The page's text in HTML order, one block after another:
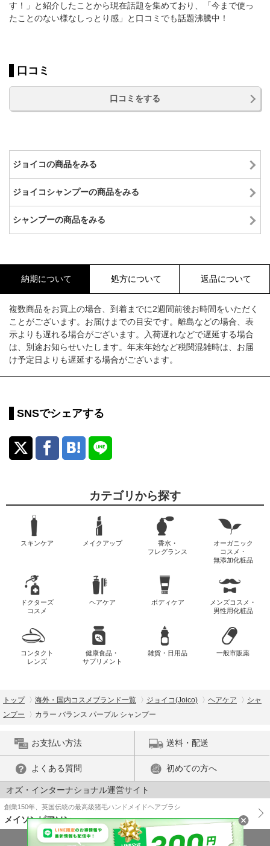
す！」と紹介したことから現在話題を集めており、「今まで使っ
たことのない様なしっとり感」と口コミでも話題沸騰中！
口コミ
口コミをする
ジョイコの商品をみる
ジョイコシャンプーの商品をみる
シャンプーの商品をみる
納期について 処方について 返品について
複数商品をお買上の場合、到着までに2週間前後お時間をいただく
ことがございます。お届けまでの目安です。離島などの場合、表
示よりも遅れる場合がございます。入荷遅れなどで遅延する場合
は、別途お知らせいたします。年末年始など税関混雑時は、お届
け予定日よりも遅延する場合がございます。
SNSでシェアする
カテゴリから探す
スキンケア メイクアップ
香水・
フレグランス
オーガニック
コスメ・
無添加化粧品
ドクターズ
コスメ
ヘアケア ボディケア
メンズコスメ・
男性用化粧品
コンタクト
レンズ
健康食品・
サプリメント
雑貨・日用品 一般市販薬
トップ 海外・国内コスメブランド一覧 ジョイコ(Joico) ヘアケア
シャ
ンプー
カラー バランス パープル シャンプー
お支払い方法 送料・配送
よくある質問 初めての方へ
オズ・インターナショナル運営サイト
創業150年、英国伝統の最高級猪毛ハンドメイドヘアブラシ
メイソンピアソン